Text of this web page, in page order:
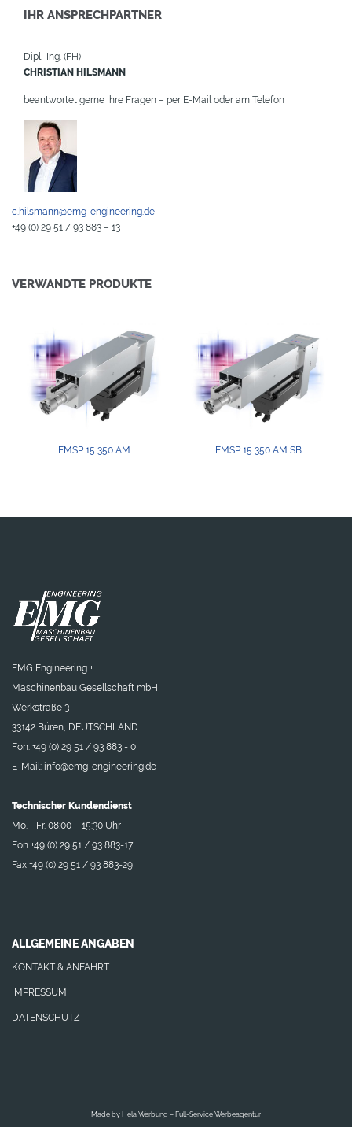
IHR ANSPRECHPARTNER
Dipl.-Ing. (FH)
CHRISTIAN HILSMANN
beantwortet gerne Ihre Fragen – per E-Mail oder am Telefon
c.hilsmann@emg-engineering.de
+49 (0) 29 51 / 93 883 – 13
VERWANDTE PRODUKTE
EMSP 15 350 AM EMSP 15 350 AM SB
EMG Engineering +
Maschinenbau Gesellschaft mbH
Werkstraße 3
33142 Büren, DEUTSCHLAND
Fon: +49 (0) 29 51 / 93 883 - 0
E-Mail: info@emg-engineering.de
Technischer Kundendienst
Mo. - Fr. 08:00 – 15:30 Uhr
Fon +49 (0) 29 51 / 93 883-17
Fax +49 (0) 29 51 / 93 883-29
ALLGEMEINE ANGABEN
KONTAKT & ANFAHRT
IMPRESSUM
DATENSCHUTZ
Made by Hela Werbung – Full-Service Werbeagentur